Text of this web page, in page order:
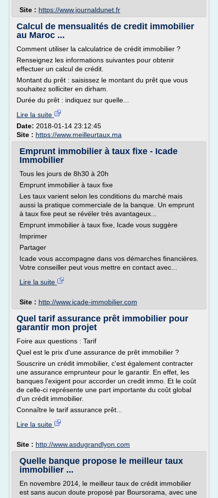
Site : https://www.journaldunet.fr
Calcul de mensualités de credit immobilier
au Maroc ...
Comment utiliser la calculatrice de crédit immobilier ?
Renseignez les informations suivantes pour obtenir
effectuer un calcul de crédit.
Montant du prêt : saisissez le montant du prêt que vous
souhaitez solliciter en dirham.
Durée du prêt : indiquez sur quelle...
Lire la suite
Date: 2018-01-14 23:12:45
Site : https://www.meilleurtaux.ma
Emprunt immobilier à taux fixe - Icade
Immobilier
Tous les jours de 8h30 à 20h
Emprunt immobilier à taux fixe
Les taux varient selon les conditions du marché mais
aussi la pratique commerciale de la banque. Un emprunt
à taux fixe peut se révéler très avantageux...
Emprunt immobilier à taux fixe, Icade vous suggère
Imprimer
Partager
Icade vous accompagne dans vos démarches financières.
Votre conseiller peut vous mettre en contact avec...
Lire la suite
Site : http://www.icade-immobilier.com
Quel tarif assurance prêt immobilier pour
garantir mon projet
Foire aux questions : Tarif
Quel est le prix d'une assurance de prêt immobilier ?
Souscrire un crédit immobilier, c'est également contracter
une assurance emprunteur pour le garantir. En effet, les
banques l'exigent pour accorder un credit immo. Et le coût
de celle-ci représente une part importante du coût global
d'un crédit immobilier.
Connaître le tarif assurance prêt...
Lire la suite
Site : http://www.asdugrandlyon.com
Quelle banque propose le meilleur taux
immobilier ...
En novembre 2014, le meilleur taux de crédit immobilier
est sans aucun doute proposé par Boursorama, avec une